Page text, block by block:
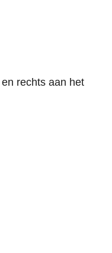
rechts aan het